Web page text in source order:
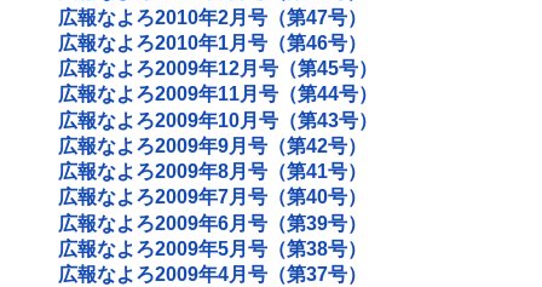
広報なよろ2010年2月号（第47号）
広報なよろ2010年1月号（第46号）
広報なよろ2009年12月号（第45号）
広報なよろ2009年11月号（第44号）
広報なよろ2009年10月号（第43号）
広報なよろ2009年9月号（第42号）
広報なよろ2009年8月号（第41号）
広報なよろ2009年7月号（第40号）
広報なよろ2009年6月号（第39号）
広報なよろ2009年5月号（第38号）
広報なよろ2009年4月号（第37号）